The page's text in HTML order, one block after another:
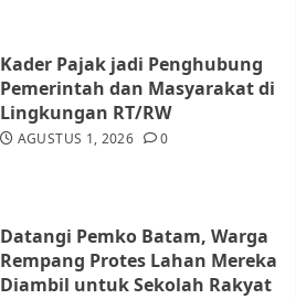
Kader Pajak jadi Penghubung
Pemerintah dan Masyarakat di
Lingkungan RT/RW
AGUSTUS 1, 2026 0
Datangi Pemko Batam, Warga
Rempang Protes Lahan Mereka
Diambil untuk Sekolah Rakyat